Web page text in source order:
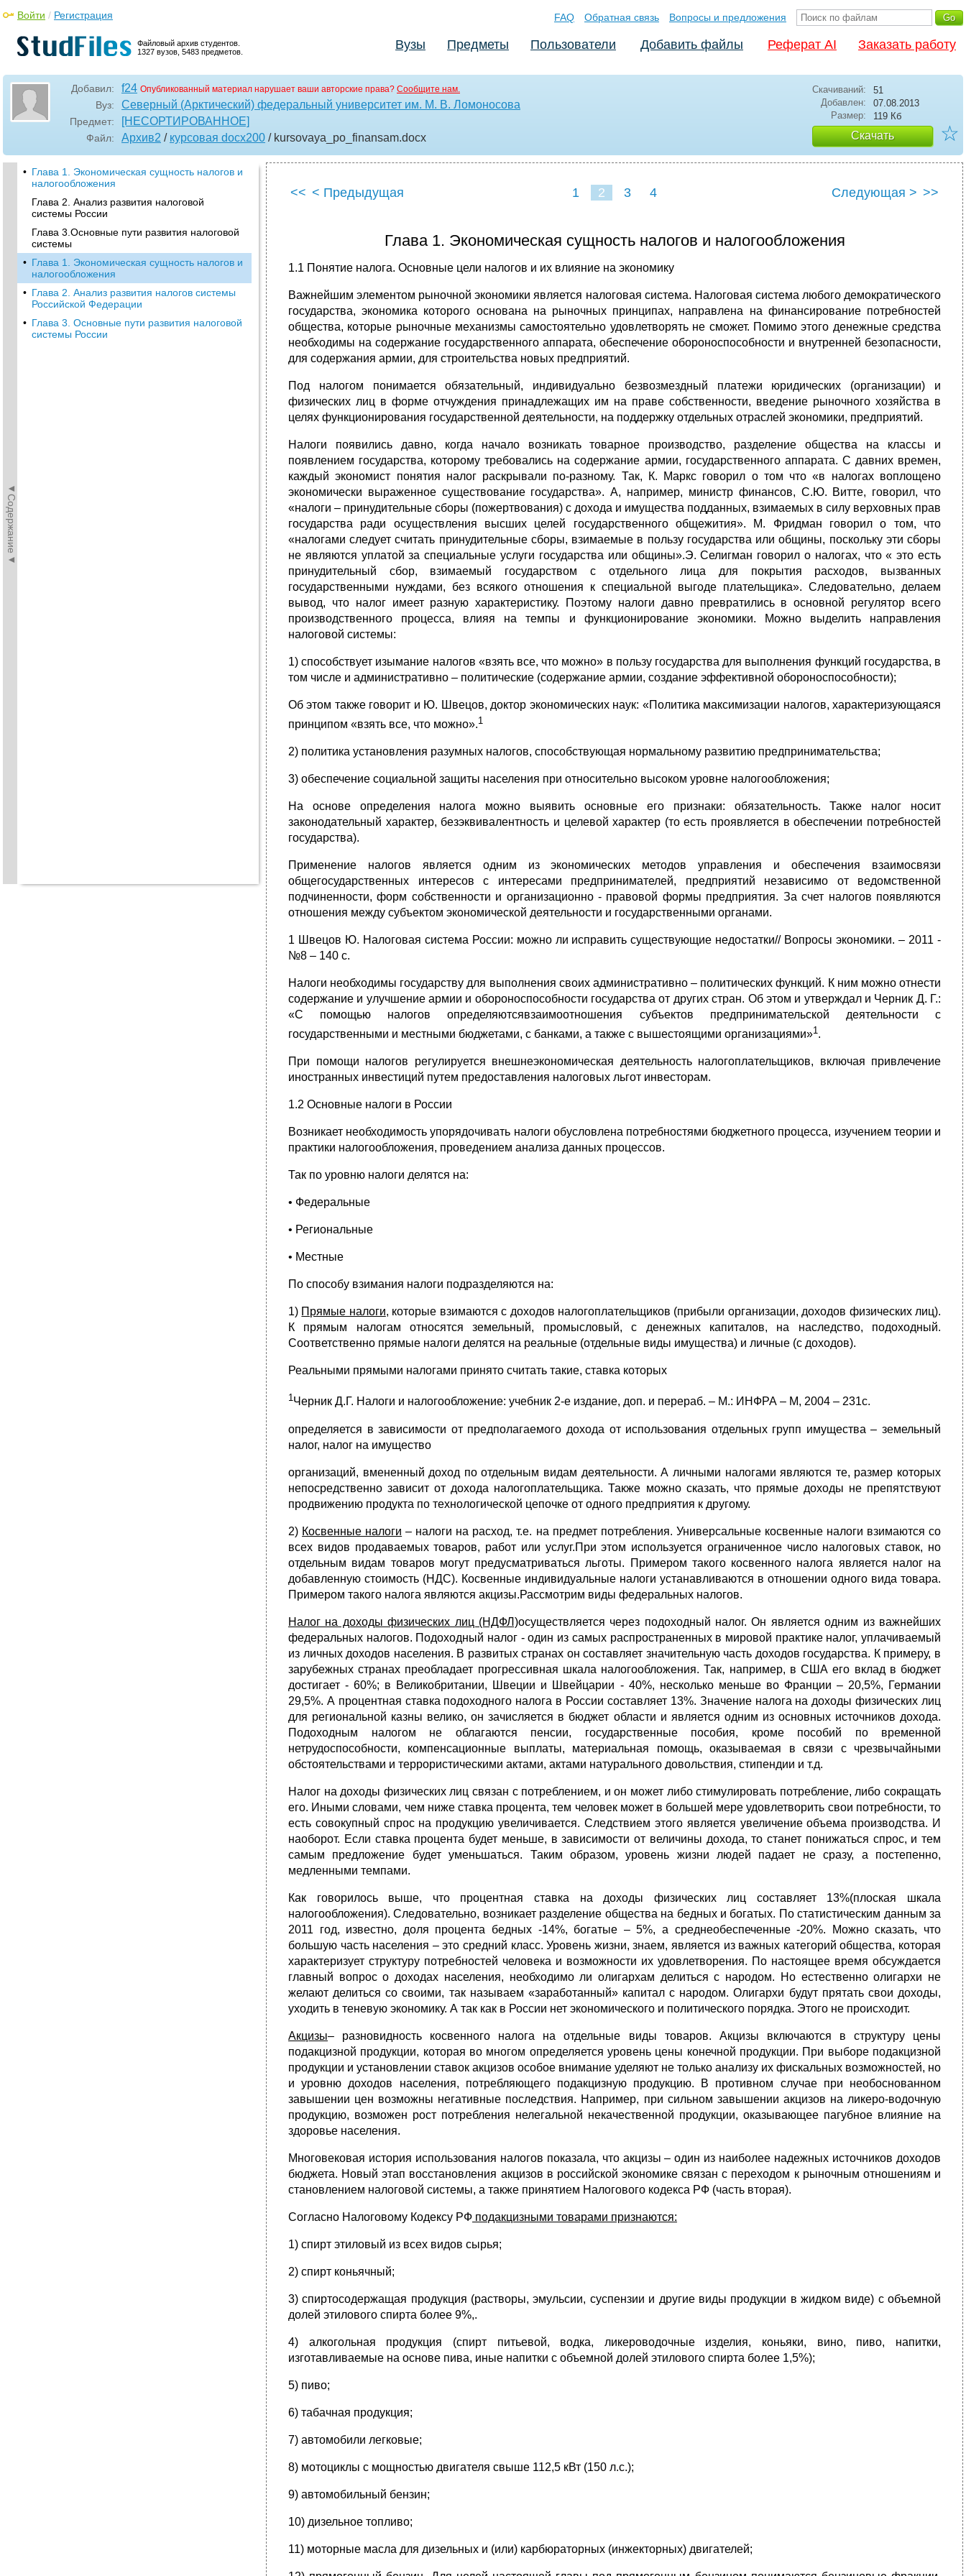
Файловый архив студентов.
1327 вузов, 5483 предметов.
Войти / Регистрация FAQ Обратная связь Вопросы и предложения
Вузы Предметы Пользователи Добавить файлы Реферат AI Заказать работу
Добавил: f24 Опубликованный материал нарушает ваши авторские права? Сообщите нам.
Вуз: Северный (Арктический) федеральный университет им. М. В. Ломоносова
Предмет: [НЕСОРТИРОВАННОЕ]
Файл: Архив2 / курсовая docx200 / kursovaya_po_finansam.docx
Скачиваний:
51
Добавлен:
07.08.2013
Размер:
119 Кб
Скачать ☆
◄Содержание◄
• Глава 1. Экономическая сущность налогов и
налогообложения
Глава 2. Анализ развития налоговой
системы России
Глава 3.Основные пути развития налоговой
системы
• Глава 1. Экономическая сущность налогов и
налогообложения
• Глава 2. Анализ развития налогов системы
Российской Федерации
• Глава 3. Основные пути развития налоговой
системы России
<< < Предыдущая 1 2 3 4 Следующая > >>
Глава 1. Экономическая сущность налогов и налогообложения
1.1 Понятие налога. Основные цели налогов и их влияние на экономику
Важнейшим элементом рыночной экономики является налоговая система. Налоговая система любого демократического
государства, экономика которого основана на рыночных принципах, направлена на финансирование потребностей
общества, которые рыночные механизмы самостоятельно удовлетворять не сможет. Помимо этого денежные средства
необходимы на содержание государственного аппарата, обеспечение обороноспособности и внутренней безопасности,
для содержания армии, для строительства новых предприятий.
Под налогом понимается обязательный, индивидуально безвозмездный платежи юридических (организации) и
физических лиц в форме отчуждения принадлежащих им на праве собственности, введение рыночного хозяйства в
целях функционирования государственной деятельности, на поддержку отдельных отраслей экономики, предприятий.
Налоги появились давно, когда начало возникать товарное производство, разделение общества на классы и
появлением государства, которому требовались на содержание армии, государственного аппарата. С давних времен,
каждый экономист понятия налог раскрывали по-разному. Так, К. Маркс говорил о том что «в налогах воплощено
экономически выраженное существование государства». А, например, министр финансов, С.Ю. Витте, говорил, что
«налоги – принудительные сборы (пожертвования) с дохода и имущества подданных, взимаемых в силу верховных прав
государства ради осуществления высших целей государственного общежития». М. Фридман говорил о том, что
«налогами следует считать принудительные сборы, взимаемые в пользу государства или общины, поскольку эти сборы
не являются уплатой за специальные услуги государства или общины».Э. Селигман говорил о налогах, что « это есть
принудительный сбор, взимаемый государством с отдельного лица для покрытия расходов, вызванных
государственными нуждами, без всякого отношения к специальной выгоде плательщика». Следовательно, делаем
вывод, что налог имеет разную характеристику. Поэтому налоги давно превратились в основной регулятор всего
производственного процесса, влияя на темпы и функционирование экономики. Можно выделить направления
налоговой системы:
1) способствует изымание налогов «взять все, что можно» в пользу государства для выполнения функций государства, в
том числе и административно – политические (содержание армии, создание эффективной обороноспособности);
Об этом также говорит и Ю. Швецов, доктор экономических наук: «Политика максимизации налогов, характеризующаяся
принципом «взять все, что можно».1
2) политика установления разумных налогов, способствующая нормальному развитию предпринимательства;
3) обеспечение социальной защиты населения при относительно высоком уровне налогообложения;
На основе определения налога можно выявить основные его признаки: обязательность. Также налог носит
законодательный характер, безэквивалентность и целевой характер (то есть проявляется в обеспечении потребностей
государства).
Применение налогов является одним из экономических методов управления и обеспечения взаимосвязи
общегосударственных интересов с интересами предпринимателей, предприятий независимо от ведомственной
подчиненности, форм собственности и организационно - правовой формы предприятия. За счет налогов появляются
отношения между субъектом экономической деятельности и государственными органами.
1 Швецов Ю. Налоговая система России: можно ли исправить существующие недостатки// Вопросы экономики. – 2011 -
№8 – 140 с.
Налоги необходимы государству для выполнения своих административно – политических функций. К ним можно отнести
содержание и улучшение армии и обороноспособности государства от других стран. Об этом и утверждал и Черник Д. Г.:
«С помощью налогов определяютсявзаимоотношения субъектов предпринимательской деятельности с
государственными и местными бюджетами, с банками, а также с вышестоящими организациями»1.
При помощи налогов регулируется внешнеэкономическая деятельность налогоплательщиков, включая привлечение
иностранных инвестиций путем предоставления налоговых льгот инвесторам.
1.2 Основные налоги в России
Возникает необходимость упорядочивать налоги обусловлена потребностями бюджетного процесса, изучением теории и
практики налогообложения, проведением анализа данных процессов.
Так по уровню налоги делятся на:
• Федеральные
• Региональные
• Местные
По способу взимания налоги подразделяются на:
1) Прямые налоги, которые взимаются с доходов налогоплательщиков (прибыли организации, доходов физических лиц).
К прямым налогам относятся земельный, промысловый, с денежных капиталов, на наследство, подоходный.
Соответственно прямые налоги делятся на реальные (отдельные виды имущества) и личные (с доходов).
Реальными прямыми налогами принято считать такие, ставка которых
1Черник Д.Г. Налоги и налогообложение: учебник 2-е издание, доп. и перераб. – М.: ИНФРА – М, 2004 – 231с.
определяется в зависимости от предполагаемого дохода от использования отдельных групп имущества – земельный
налог, налог на имущество
организаций, вмененный доход по отдельным видам деятельности. А личными налогами являются те, размер которых
непосредственно зависит от дохода налогоплательщика. Также можно сказать, что прямые доходы не препятствуют
продвижению продукта по технологической цепочке от одного предприятия к другому.
2) Косвенные налоги – налоги на расход, т.е. на предмет потребления. Универсальные косвенные налоги взимаются со
всех видов продаваемых товаров, работ или услуг.При этом используется ограниченное число налоговых ставок, но
отдельным видам товаров могут предусматриваться льготы. Примером такого косвенного налога является налог на
добавленную стоимость (НДС). Косвенные индивидуальные налоги устанавливаются в отношении одного вида товара.
Примером такого налога являются акцизы.Рассмотрим виды федеральных налогов.
Налог на доходы физических лиц (НДФЛ)осуществляется через подоходный налог. Он является одним из важнейших
федеральных налогов. Подоходный налог - один из самых распространенных в мировой практике налог, уплачиваемый
из личных доходов населения. В развитых странах он составляет значительную часть доходов государства. К примеру, в
зарубежных странах преобладает прогрессивная шкала налогообложения. Так, например, в США его вклад в бюджет
достигает - 60%; в Великобритании, Швеции и Швейцарии - 40%, несколько меньше во Франции – 20,5%, Германии
29,5%. А процентная ставка подоходного налога в России составляет 13%. Значение налога на доходы физических лиц
для региональной казны велико, он зачисляется в бюджет области и является одним из основных источников дохода.
Подоходным налогом не облагаются пенсии, государственные пособия, кроме пособий по временной
нетрудоспособности, компенсационные выплаты, материальная помощь, оказываемая в связи с чрезвычайными
обстоятельствами и террористическими актами, актами натурального довольствия, стипендии и т.д.
Налог на доходы физических лиц связан с потреблением, и он может либо стимулировать потребление, либо сокращать
его. Иными словами, чем ниже ставка процента, тем человек может в большей мере удовлетворить свои потребности, то
есть совокупный спрос на продукцию увеличивается. Следствием этого является увеличение объема производства. И
наоборот. Если ставка процента будет меньше, в зависимости от величины дохода, то станет понижаться спрос, и тем
самым предложение будет уменьшаться. Таким образом, уровень жизни людей падает не сразу, а постепенно,
медленными темпами.
Как говорилось выше, что процентная ставка на доходы физических лиц составляет 13%(плоская шкала
налогообложения). Следовательно, возникает разделение общества на бедных и богатых. По статистическим данным за
2011 год, известно, доля процента бедных -14%, богатые – 5%, а среднеобеспеченные -20%. Можно сказать, что
большую часть населения – это средний класс. Уровень жизни, знаем, является из важных категорий общества, которая
характеризует структуру потребностей человека и возможности их удовлетворения. По настоящее время обсуждается
главный вопрос о доходах населения, необходимо ли олигархам делиться с народом. Но естественно олигархи не
желают делиться со своими, так называем «заработанный» капитал с народом. Олигархи будут прятать свои доходы,
уходить в теневую экономику. А так как в России нет экономического и политического порядка. Этого не происходит.
Акцизы– разновидность косвенного налога на отдельные виды товаров. Акцизы включаются в структуру цены
подакцизной продукции, которая во многом определяется уровень цены конечной продукции. При выборе подакцизной
продукции и установлении ставок акцизов особое внимание уделяют не только анализу их фискальных возможностей, но
и уровню доходов населения, потребляющего подакцизную продукцию. В противном случае при необоснованном
завышении цен возможны негативные последствия. Например, при сильном завышении акцизов на ликеро-водочную
продукцию, возможен рост потребления нелегальной некачественной продукции, оказывающее пагубное влияние на
здоровье населения.
Многовековая история использования налогов показала, что акцизы – один из наиболее надежных источников доходов
бюджета. Новый этап восстановления акцизов в российской экономике связан с переходом к рыночным отношениям и
становлением налоговой системы, а также принятием Налогового кодекса РФ (часть вторая).
Согласно Налоговому Кодексу РФ подакцизными товарами признаются:
1) спирт этиловый из всех видов сырья;
2) спирт коньячный;
3) спиртосодержащая продукция (растворы, эмульсии, суспензии и другие виды продукции в жидком виде) с объемной
долей этилового спирта более 9%,.
4) алкогольная продукция (спирт питьевой, водка, ликероводочные изделия, коньяки, вино, пиво, напитки,
изготавливаемые на основе пива, иные напитки с объемной долей этилового спирта более 1,5%);
5) пиво;
6) табачная продукция;
7) автомобили легковые;
8) мотоциклы с мощностью двигателя свыше 112,5 кВт (150 л.с.);
9) автомобильный бензин;
10) дизельное топливо;
11) моторные масла для дизельных и (или) карбюраторных (инжекторных) двигателей;